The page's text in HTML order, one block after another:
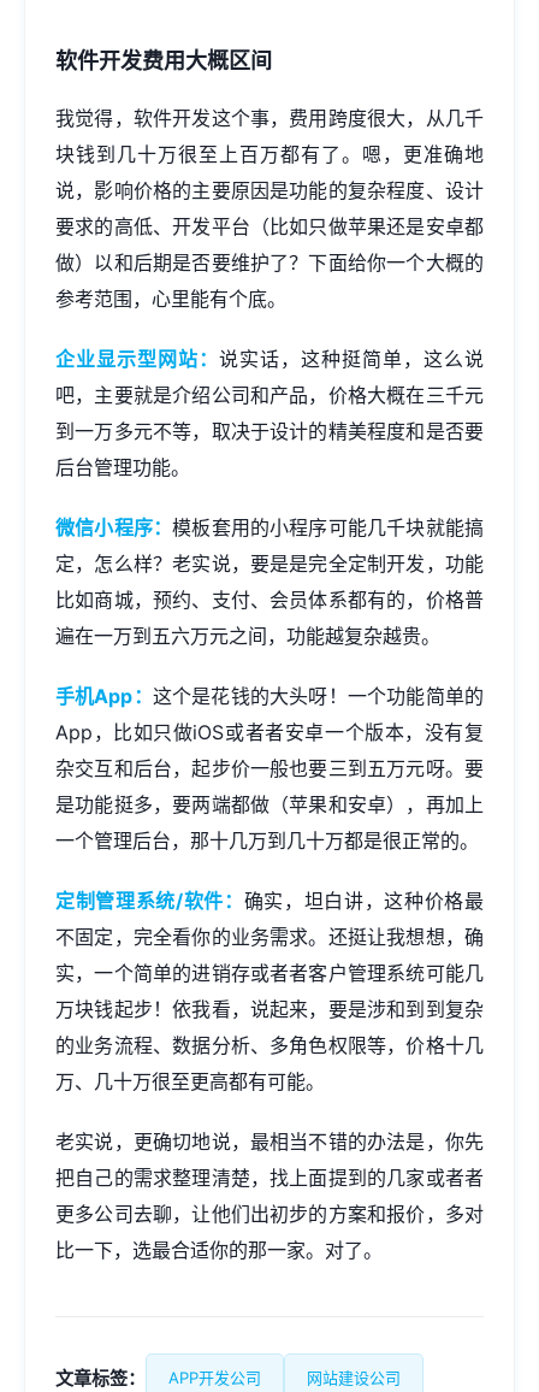
软件开发费用大概区间
我觉得，软件开发这个事，费用跨度很大，从几千
块钱到几十万很至上百万都有了。嗯，更准确地
说，影响价格的主要原因是功能的复杂程度、设计
要求的高低、开发平台（比如只做苹果还是安卓都
做）以和后期是否要维护了？下面给你一个大概的
参考范围，心里能有个底。
企业显示型网站： 说实话，这种挺简单，这么说
吧，主要就是介绍公司和产品，价格大概在三千元
到一万多元不等，取决于设计的精美程度和是否要
后台管理功能。
微信小程序：模板套用的小程序可能几千块就能搞
定，怎么样？老实说，要是是完全定制开发，功能
比如商城，预约、支付、会员体系都有的，价格普
遍在一万到五六万元之间，功能越复杂越贵。
手机App： 这个是花钱的大头呀！一个功能简单的
App，比如只做iOS或者者安卓一个版本，没有复
杂交互和后台，起步价一般也要三到五万元呀。要
是功能挺多，要两端都做（苹果和安卓），再加上
一个管理后台，那十几万到几十万都是很正常的。
定制管理系统/软件： 确实，坦白讲，这种价格最
不固定，完全看你的业务需求。还挺让我想想，确
实，一个简单的进销存或者者客户管理系统可能几
万块钱起步！依我看，说起来，要是涉和到到复杂
的业务流程、数据分析、多角色权限等，价格十几
万、几十万很至更高都有可能。
老实说，更确切地说，最相当不错的办法是，你先
把自己的需求整理清楚，找上面提到的几家或者者
更多公司去聊，让他们出初步的方案和报价，多对
比一下，选最合适你的那一家。对了。
文章标签： APP开发公司 网站建设公司